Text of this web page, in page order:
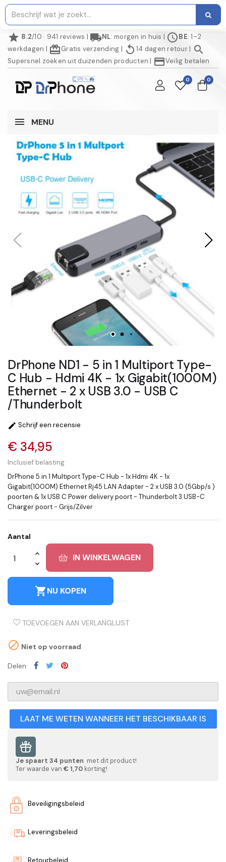
star 8.2/10 · 941 reviews | local_shippingNL: morgen in huis | scheduleBE: 1–2
werkdagen | redeemGratis verzending | replay 14 dagen retour| search
Supersnel zoeken uit duizenden producten | credit_cardVeilig betalen
0 0
MENU
NIET OP VOORRAAD
DrPhone ND1 - 5 in 1 Multiport Type-
C Hub - Hdmi 4K - 1x Gigabit(1000M)
Ethernet - 2 x USB 3.0 - USB C
/Thunderbolt
 Schrijf een recensie
€ 34,95
Inclusief belasting
DrPhone 5 in 1 Multiport Type-C Hub - 1x Hdmi 4K - 1x
Gigabit(1000M) Ethernet Rj45 LAN Adapter - 2 x USB 3.0 (5Gbp/s )
poorten & 1x USB C Power delivery poort - Thunderbolt 3 USB-C
Charger poort - Grijs/Zilver
Aantal
IN WINKELWAGEN
shopping_cartNU KOPEN
TOEVOEGEN AAN VERLANGLIJST
 Niet op voorraad
Delen
LAAT ME WETEN WANNEER HET BESCHIKBAAR IS
Je spaart 34 punten met dit product!
Ter waarde van € 1,70 korting!
Beveiligingsbeleid
Leveringsbeleid
Retourbeleid